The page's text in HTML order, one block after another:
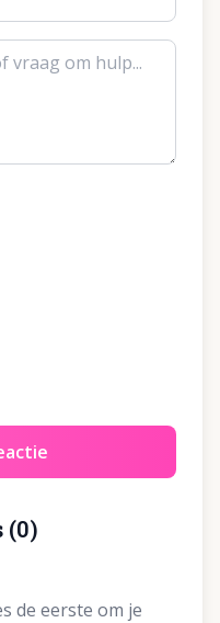
(0)
de eerste om je